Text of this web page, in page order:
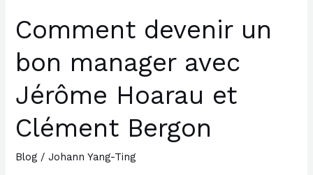
Comment devenir un
bon manager avec
Jérôme Hoarau et
Clément Bergon
Blog /Johann Yang-Ting
Comment
devenir
un
manager
avec
Jérôme
Hoarau